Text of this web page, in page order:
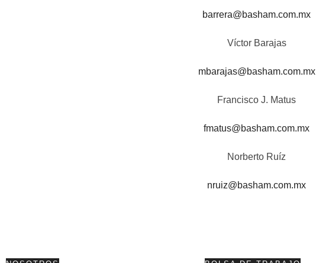
barrera@basham.com.mx
Víctor Barajas
mbarajas@basham.com.mx
Francisco J. Matus
fmatus@basham.com.mx
Norberto Ruíz
nruiz@basham.com.mx